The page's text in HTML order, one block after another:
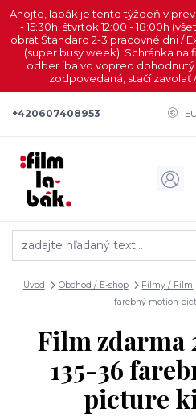
Ahojte, labák je tento týždeň v
- 15:30h, štvrtok 12:00 - 18:00h
obrat Štandard 2-3 pracovné dni /
(super busy week). Schránka na
odber iba vo vopred dohodnutý
zodpovedaná, stačí zavolať /
+420607408953
Úvod Obchod / E-shop Filmy / Film
farebný motion
Film zdarma
135-36
picture